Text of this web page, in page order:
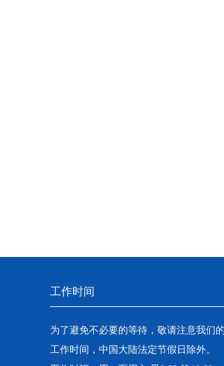
工作时间
为了避免不必要的等待，敬请注意我们
工作时间，中国大陆法定节假日除外。